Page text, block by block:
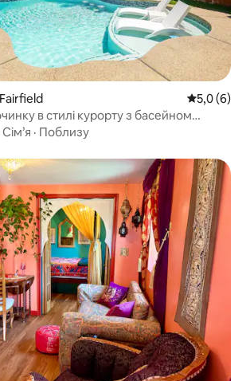
Fairfield Середня
5,0 (6)
в стилі курорту з басейном
Напа
Сім’я · Поблизу